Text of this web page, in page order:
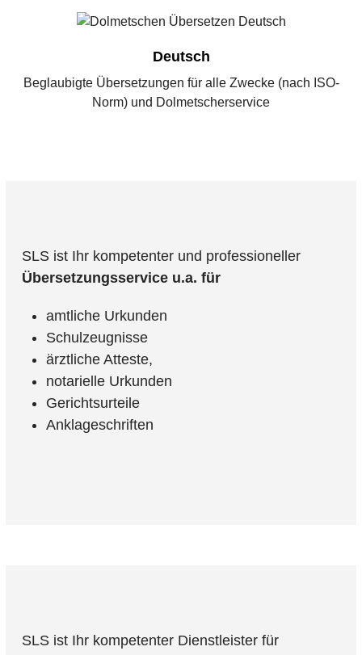
Deutsch
Beglaubigte Übersetzungen für alle Zwecke (nach ISO-
Norm) und Dolmetscherservice
SLS ist Ihr kompetenter und professioneller
Übersetzungsservice u.a. für
amtliche Urkunden
Schulzeugnisse
ärztliche Atteste,
notarielle Urkunden
Gerichtsurteile
Anklageschriften
SLS ist Ihr kompetenter Dienstleister für